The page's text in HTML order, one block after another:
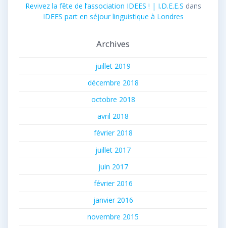
Revivez la fête de l’association IDEES ! | I.D.E.E.S dans
IDEES part en séjour linguistique à Londres
Archives
juillet 2019
décembre 2018
octobre 2018
avril 2018
février 2018
juillet 2017
juin 2017
février 2016
janvier 2016
novembre 2015